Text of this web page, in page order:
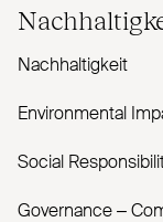
Nachhaltigkeit
Envi­ronmental
Social
Governance –